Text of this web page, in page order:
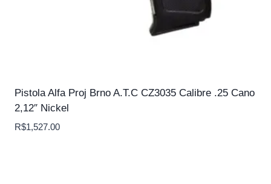
Pistola Alfa Proj Brno A.T.C CZ3035 Calibre .25 Cano
2,12″ Nickel
R$1,527.00